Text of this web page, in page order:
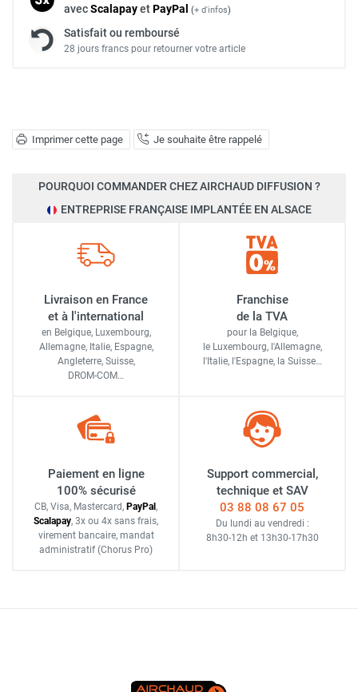
Imprimer cette page Je souhaite être rappelé
avecScalapayetPayPal (+ d'infos)
Satisfait ou remboursé
28 jours francs pour retourner votre article
POURQUOI COMMANDER CHEZ AIRCHAUD DIFFUSION ?
ENTREPRISE FRANÇAISE IMPLANTÉE EN ALSACE
Livraison en France
et à l'international
en Belgique, Luxembourg,
Allemagne, Italie, Espagne,
Angleterre, Suisse,
DROM-COM…
Franchise
de la TVA
pour la Belgique,
le Luxembourg, l'Allemagne,
l'Italie, l'Espagne, la Suisse…
Paiement en ligne
100% sécurisé
CB, Visa, Mastercard, PayPal ,
Scalapay, 3x ou 4x sans frais,
virement bancaire, mandat
administratif (Chorus Pro)
Support commercial,
technique et SAV
03 88 08 67 05
Du lundi au vendredi :
8h30-12h et 13h30-17h30